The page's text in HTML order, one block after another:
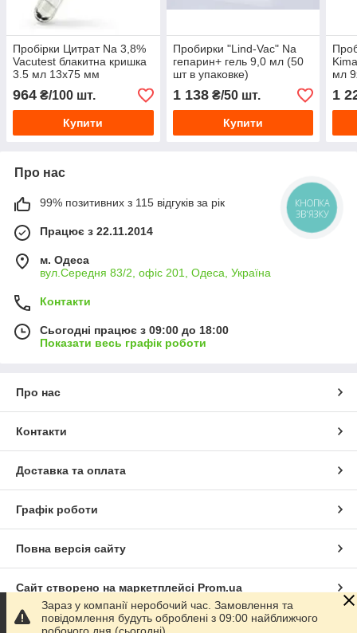
Пробірки Цитрат Na 3,8%
Vacutest блакитна кришка
3.5 мл 13х75 мм
964 ₴/100 шт.
Купити
Пробирки "Lind-Vac" Na
гепарин+ гель 9,0 мл (50
шт в упаковке)
1 138₴/50 шт.
Купити
мл
1
Про нас
99% позитивних з 115 відгуків за рік
Працює з 22.11.2014
м. Одеса
вул.Середня 83/2, офіс 201, Одеса, Україна
Контакти
Сьогодні працює з 09:00 до 18:00
Показати весь графік роботи
Про нас
Контакти
Доставка та оплата
Графік роботи
Повна версія сайту
Сайт створено на маркетплейсі Prom.ua
Політика конфіденційності
Зараз у компанії неробочий час. Замовлення та
повідомлення будуть оброблені з 09:00 найближчого
КНОПКА
ЗВ'ЯЗКУ